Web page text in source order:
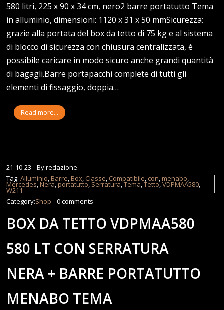
580 litri, 225 x 90 x 34 cm, nero2 barre portatutto Tema
in alluminio, dimensioni: 1120 x 31 x 50 mmSicurezza:
grazie alla portata del box da tetto di 75 kg e al sistema
di blocco di sicurezza con chiusura centralizzata, è
possibile caricare in modo sicuro anche grandi quantità
di bagagli.Barre portapacchi complete di tutti gli
elementi di fissaggio, doppia…
Read more...
21-10-23
By:redazione
Tag:Alluminio,Barre,Box, Classe, Compatibile, con,menabo,
Mercedes,Nera,portatutto, Serratura,Tema,Tetto,VDPMAA580,
W211
Category:Shop 0 comments
BOX DA TETTO VDPMAA580
580 LT CON SERRATURA
NERA + BARRE PORTATUTTO
MENABO TEMA